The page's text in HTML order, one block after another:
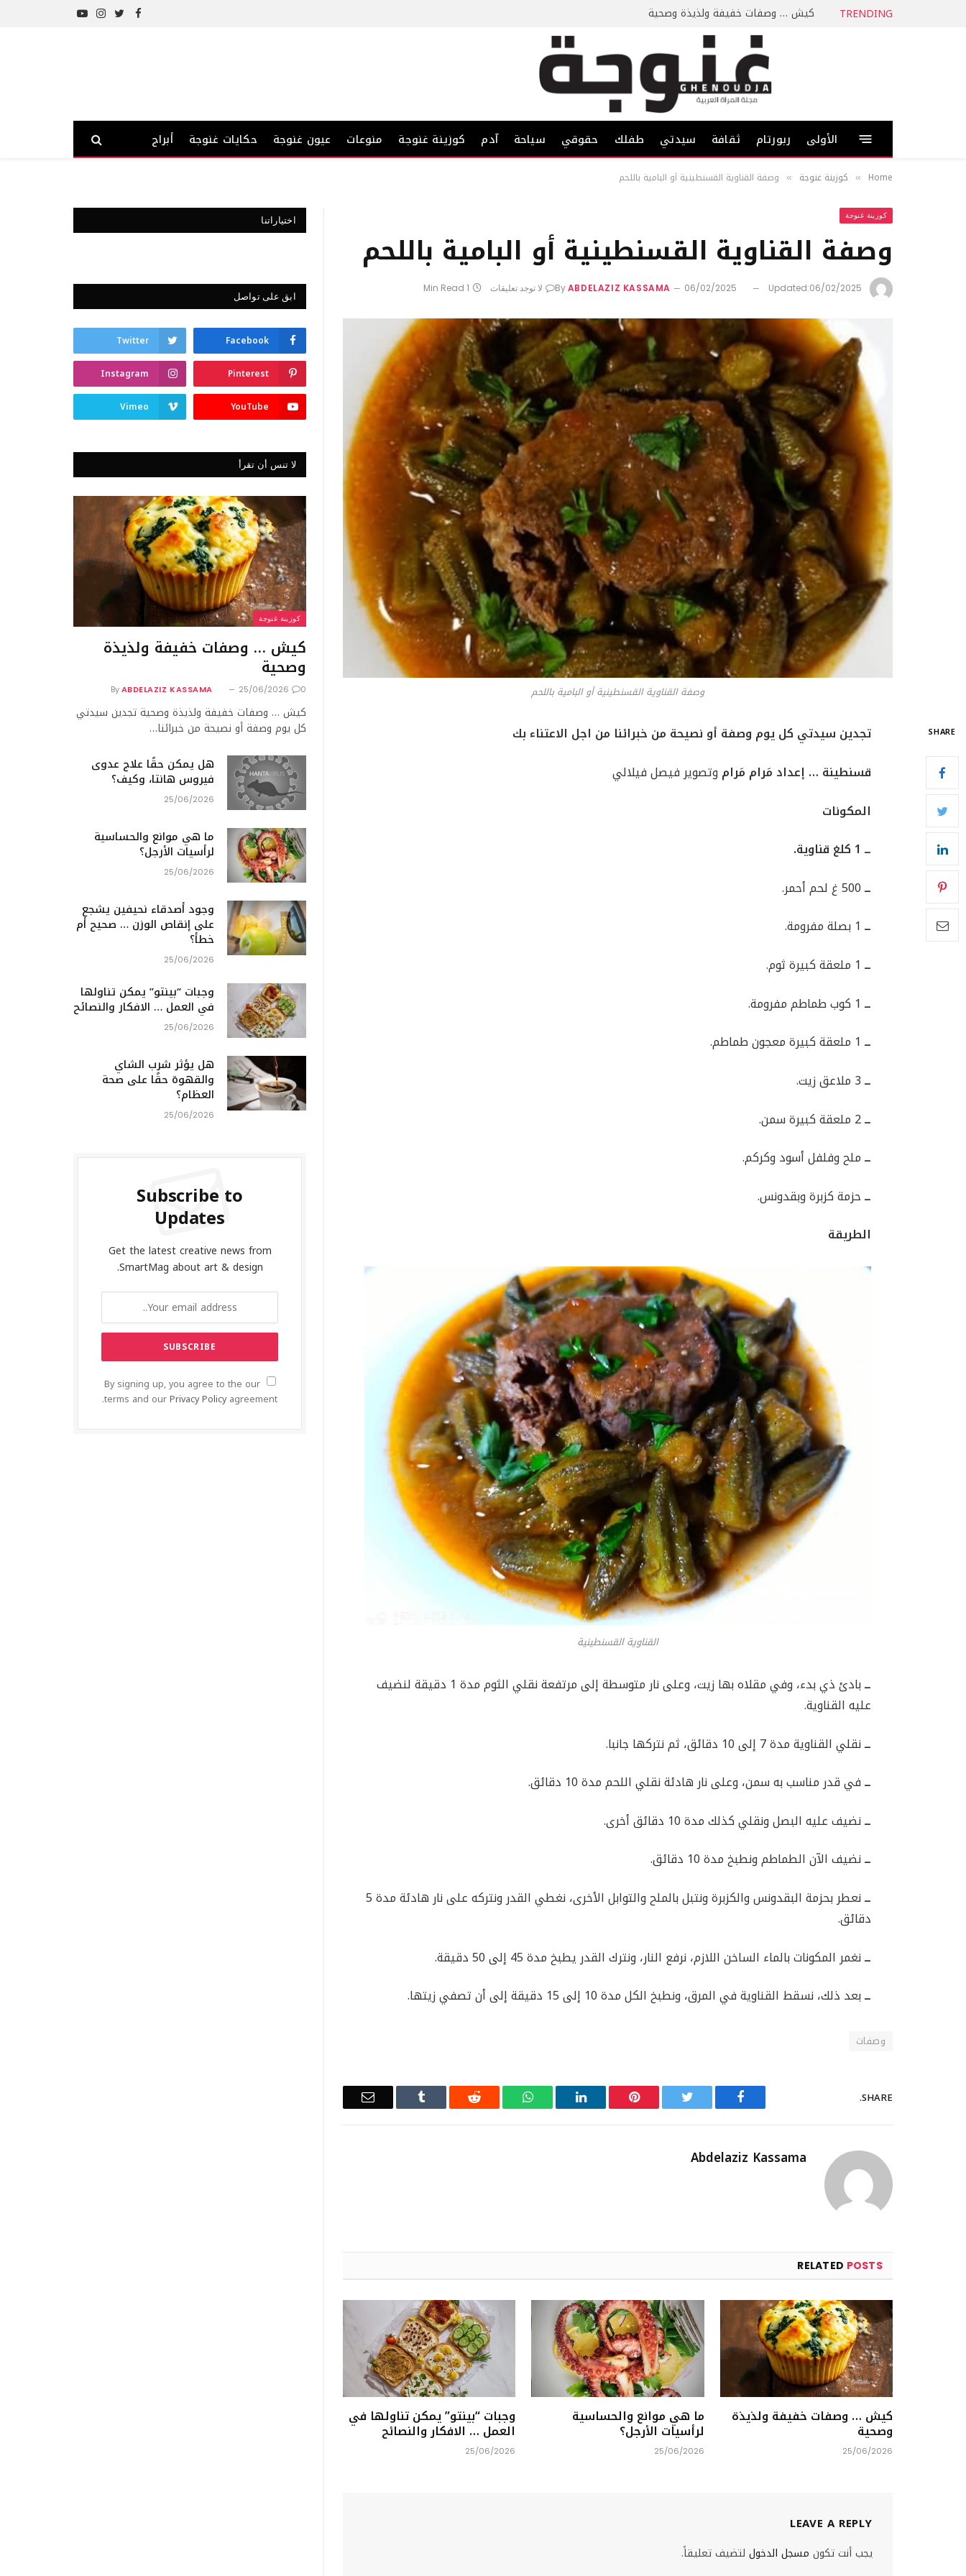
TRENDING كيش … وصفات خفيفة ولذيذة وصحية Facebook
Twitter
Instagram
YouTube
الأولى ربورتام ثقافة سيدتي طفلك حقوقي سياحة آدم كوزينة غنوجة منوعات عيون غنوجة حكايات غنوجة أبراج
Home
» كوزينة غنوجة » وصفة القناوية القسنطينية أو البامية باللحم
كوزينة غنوجة
وصفة القناوية القسنطينية أو البامية باللحم
ByABDELAZIZ KASSAMA 06/02/2025 Updated:06/02/2025 لا توجد تعليقات 1 Min Read
وصفة القناوية القسنطينية أو البامية باللحم
SHARE
تجدين سيدتي كل يوم وصفة أو نصيحة من خبرائنا من اجل الاعتناء بك
قسنطينة … إعداد مَرام مَرام وتصوير فيصل فيلالي
المكونات
ــ 1 كلغ قناوية.
ــ
ــ
ــ
ــ
ــ
ــ
ــ2 ملعقة كبيرة سمن.
ــملح وفلفل أسود وكركم.
ــحزمة كزبرة وبقدونس.
الطريقة
القناوية القسنطينية
ــ
بادئ ذي بدء، وفي مقلاه بها زيت، وعلى نار متوسطة إلى مرتفعة نقلي الثوم مدة 1 دقيقة لنضيف
عليه القناوية.
ــنقلي القناوية مدة 7 إلى 10 دقائق، ثم نتركها جانبا.
ــفي قدر مناسب به سمن، وعلى نار هادئة نقلي اللحم مدة 10 دقائق.
ــنضيف عليه البصل ونقلي كذلك مدة 10 دقائق أخرى.
ــنضيف الآن الطماطم ونطبخ مدة 10 دقائق.
ــ
نعطر بحزمة البقدونس والكزبرة ونتبل بالملح والتوابل الأخرى، نغطي القدر ونتركه على نار هادئة مدة 5
دقائق.
ــنغمر المكونات بالماء الساخن اللازم، نرفع النار، ونترك القدر يطبخ مدة 45 إلى 50 دقيقة.
ــبعد ذلك، نسقط القناوية في المرق، ونطبخ الكل مدة 10 إلى 15 دقيقة إلى أن تصفي زيتها.
وصفات
SHARE.
Facebook
Pinterest
LinkedIn
WhatsApp
Reddit
Tumblr
Email
Abdelaziz Kassama
RELATED POSTS
كيش … وصفات خفيفة ولذيذة
وصحية
25/06/2026
ما هي موانع والحساسية
لرأسيات الأرجل؟
25/06/2026
وجبات “بينتو” يمكن تناولها في
العمل … الافكار والنصائح
25/06/2026
LEAVE A REPLY
يجب أنت تكون مسجل الدخول لتضيف تعليقاً.
اختياراتنا
ابق على تواصل
Facebook
Twitter
Pinterest
Instagram
YouTube
Vimeo
لا تنس أن تقرأ
كوزينة غنوجة
كيش … وصفات خفيفة ولذيذة
وصحية
By ABDELAZIZ KASSAMA 25/06/2026 0
كيش … وصفات خفيفة ولذيذة وصحية تجدين سيدتي
كل يوم وصفة أو نصيحة من خبرائنا…
هل يمكن حقًا علاج عدوى
فيروس هانتا، وكيف؟
25/06/2026
ما هي موانع والحساسية
لرأسيات الأرجل؟
25/06/2026
وجود أصدقاء نحيفين يشجع
على إنقاص الوزن … صحيح أم
خطأ؟
25/06/2026
وجبات “بينتو” يمكن تناولها
في العمل … الافكار والنصائح
25/06/2026
هل يؤثر شرب الشاي
والقهوة حقًا على صحة
العظام؟
25/06/2026
Subscribe to
Updates
Get the latest creative news from
SmartMag about art & design.
By signing up, you agree to the our
terms and ourPrivacy Policyagreement.